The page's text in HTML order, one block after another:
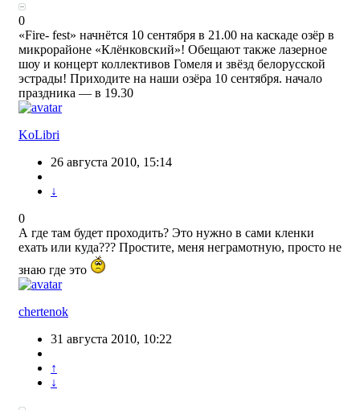
0
«Fire- fest» начнётся 10 сентября в 21.00 на каскаде озёр в
микрорайоне «Клёнковский»! Обещают также лазерное
шоу и концерт коллективов Гомеля и звёзд белорусской
эстрады! Приходите на наши озёра 10 сентября. начало
праздника — в 19.30
KoLibri
26 августа 2010, 15:14
↓
0
А где там будет проходить? Это нужно в сами кленки
ехать или куда??? Простите, меня неграмотную, просто не
знаю где это
chertenok
31 августа 2010, 10:22
↑
↓